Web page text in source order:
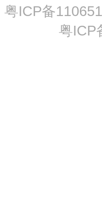
粤ICP备
粤ICP